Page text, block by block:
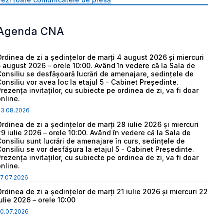
CNA
de zi a ședințelor de marți 4 august 2026 și miercuri
august 2026 – orele 10:00. Având în vedere că la Sala de
se desfășoară lucrări de amenajare, sedințele de
vor avea loc la etajul 5 - Cabinet Președinte.
invitaților, cu subiecte pe ordinea de zi, va fi doar
de zi a ședințelor de marți 28 iulie 2026 și miercuri
iulie 2026 – orele 10:00. Având în vedere că la Sala de
sunt lucrări de amenajare în curs, sedințele de
se vor desfășura la etajul 5 - Cabinet Președinte.
invitaților, cu subiecte pe ordinea de zi, va fi doar
de zi a ședințelor de marți 21 iulie 2026 și miercuri 22
2026 – orele 10:00